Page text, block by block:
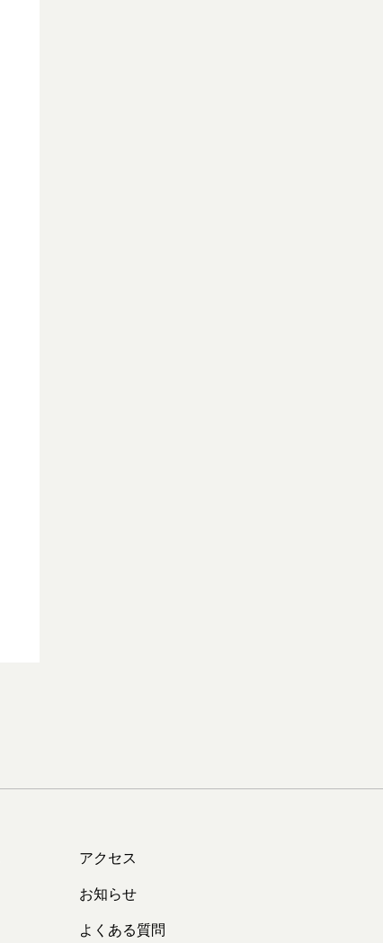
アクセス
お知らせ
よくある質問